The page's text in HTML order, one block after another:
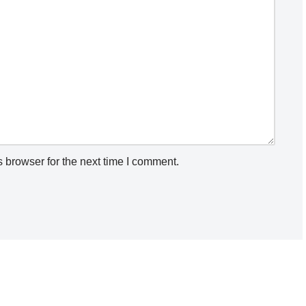
for the next time I comment.